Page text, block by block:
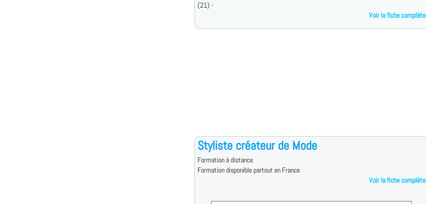
(21) -
Voir la fiche complète
Styliste créateur de Mode
Formation à distance
Formation disponible partout en France
Voir la fiche complète